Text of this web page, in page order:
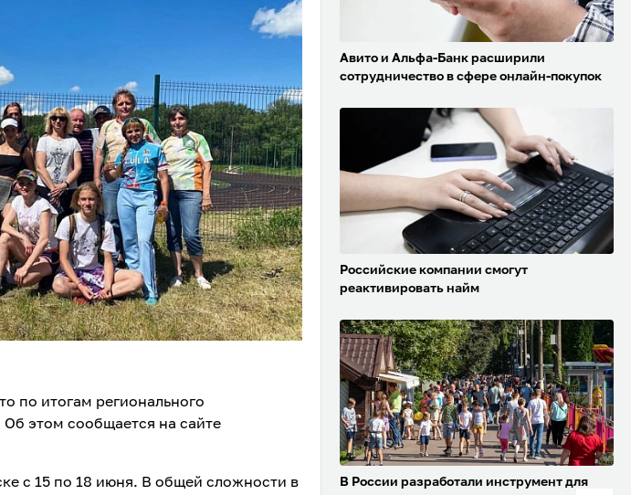
по итогам регионального
этом сообщается на сайте
с 15 по 18 июня. В общей сложности в
Авито и Альфа-Банк расширили
сотрудничество в сфере онлайн-покупок
Российские компании смогут
реактивировать найм
В России разработали инструмент для